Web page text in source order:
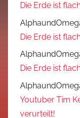
Die Erde ist
Die Erde ist
Die Erde ist
Youtuber Tim
verurteilt!